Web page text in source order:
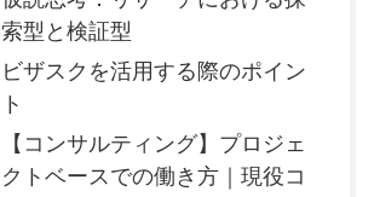
索型と検証型
ビザスクを活用する際のポイン
ト
【コンサルティング】プロジェ
クトベースでの働き方｜現役コ